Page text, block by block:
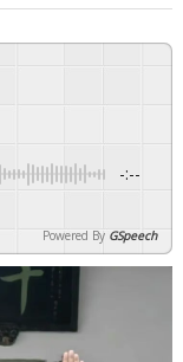
-:--
Powered By GSpeech